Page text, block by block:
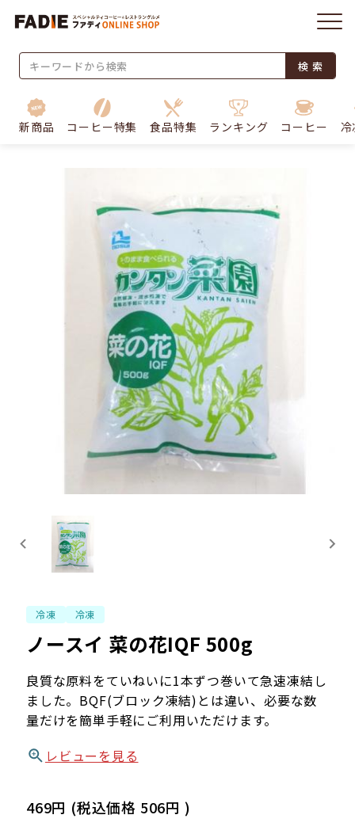
検 索
新商品 コーヒー特集 食品特集 ランキング コーヒー
ノースイ 菜の花IQF 500g
良質な原料をていねいに1本ずつ巻いて急速凍結し
ました。BQF(ブロック凍結)とは違い、必要な数
量だけを簡単手軽にご利用いただけます。
レビューを見る
469円 (税込価格 506円 )
冷凍 冷凍